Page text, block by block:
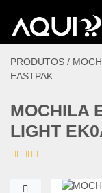
PRODUTOS /
EASTPAK
MOCHILA
LIGHT